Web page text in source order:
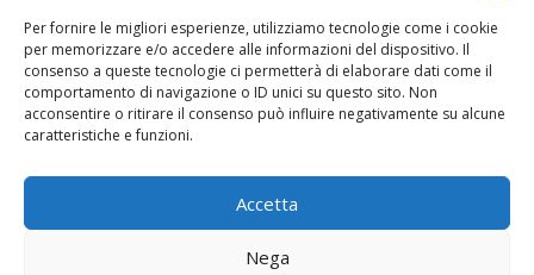
Per fornire le migliori esperienze, utilizziamo tecnologie come i cookie
per memorizzare e/o accedere alle informazioni del dispositivo. Il
consenso a queste tecnologie ci permetterà di elaborare dati come il
comportamento di navigazione o ID unici su questo sito. Non
acconsentire o ritirare il consenso può influire negativamente su alcune
caratteristiche e funzioni.
Accetta
Nega
Direttore responsabile:Angelo Paratico
Critica Letteraria:Ambrogio Bianchi
Vita Politica:Ermete Barbieri
Copyright © 2022 Giornale Cangrande. Tutti i diritti sono riservati.